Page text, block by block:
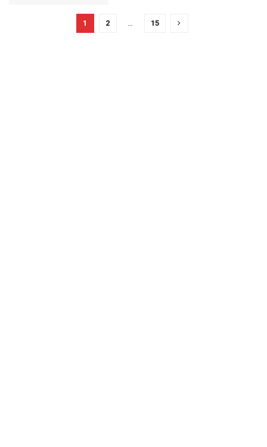
1 2 … 15